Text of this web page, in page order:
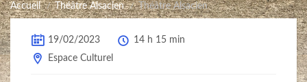
Accueil Théâtre Alsacien Théâtre Alsacien
19/02/2023
14 h 15 min
Espace Culturel